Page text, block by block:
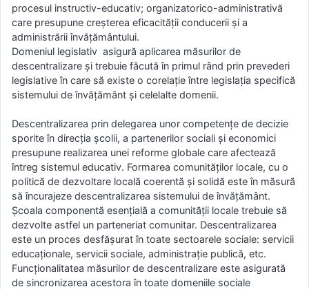
procesul instructiv-educativ; organizatorico-administrativă
care presupune creşterea eficacităţii conducerii şi a
administrării învăţământului.
Domeniul legislativ asigură aplicarea măsurilor de
descentralizare şi trebuie făcută în primul rând prin prevederi
legislative în care să existe o corelaţie între legislaţia specifică
sistemului de învăţământ şi celelalte domenii.
Descentralizarea prin delegarea unor competenţe de decizie
sporite în direcţia şcolii, a partenerilor sociali şi economici
presupune realizarea unei reforme globale care afectează
întreg sistemul educativ. Formarea comunităţilor locale, cu o
politică de dezvoltare locală coerentă şi solidă este în măsură
să încurajeze descentralizarea sistemului de învăţământ.
Şcoala componentă esenţială a comunităţii locale trebuie să
dezvolte astfel un parteneriat comunitar. Descentralizarea
este un proces desfăşurat în toate sectoarele sociale: servicii
educaţionale, servicii sociale, administraţie publică, etc.
Funcţionalitatea măsurilor de descentralizare este asigurată
de sincronizarea acestora în toate domeniile sociale